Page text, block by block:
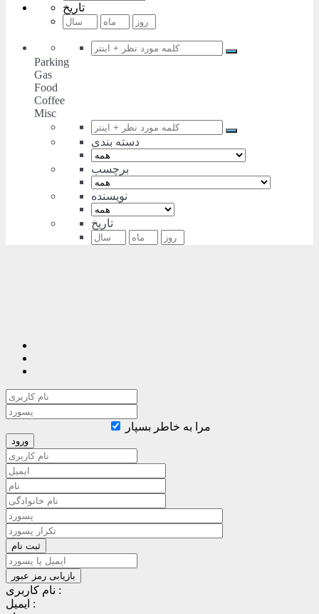
تاریخ
Parking
Gas
Food
Coffee
Misc
دسته بندی
برچسب
نویسنده
تاریخ
مرا به خاطر بسپار
نام کاربری :
ایمیل :